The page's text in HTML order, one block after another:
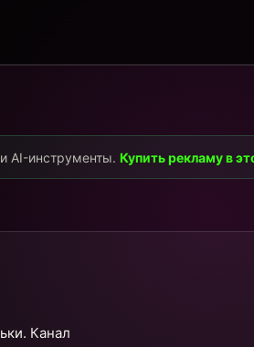
AI-инструменты.Купить рекламу в
Канал